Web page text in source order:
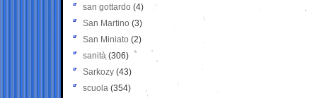
san gottardo (4)
San Martino (3)
San Miniato (2)
sanità (306)
Sarkozy (43)
scuola (354)